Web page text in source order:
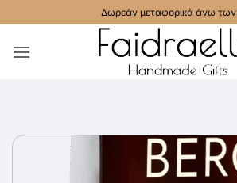
στο
περιεχόμενο
Δωρεάν μεταφορικά άνω